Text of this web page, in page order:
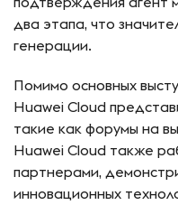
два этапа, что
генерации.
Помимо основных
Huawei Cloud
такие как форумы на
Huawei Cloud также
партнерами,
инновационных